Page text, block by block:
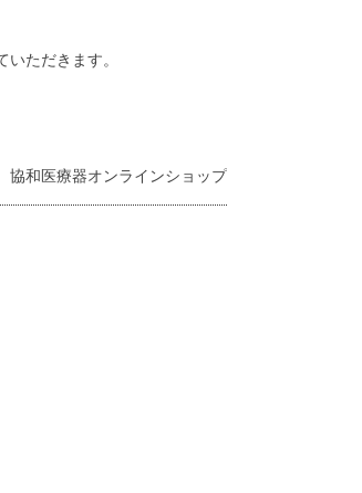
ただきます。
協和医療器オンラインショップ